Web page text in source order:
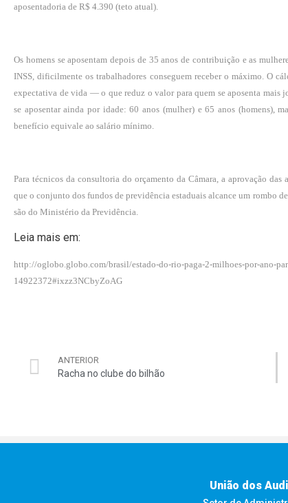
aposentadoria de R$ 4.390 (teto atual).
Os homens se aposentam depois de 35 anos de contribuição e as
INSS, dificilmente os trabalhadores conseguem receber o máximo. O
expectativa de vida — o que reduz o valor para quem se aposenta mais
se aposentar ainda por idade: 60 anos (mulher) e 65 anos (homens),
benefício equivale ao salário mínimo.
Para técnicos da consultoria do orçamento da Câmara, a aprovação
que o conjunto dos fundos de previdência estaduais alcance um rombo
são do Ministério da Previdência.
Leia mais em:
http://oglobo.globo.com/brasil/estado-do-rio-paga-2-milhoes-por-ano-
14922372#ixzz3NCbyZoAG
ANTERIOR
Racha no clube do bilhão
União dos